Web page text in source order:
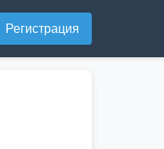
Регистрация